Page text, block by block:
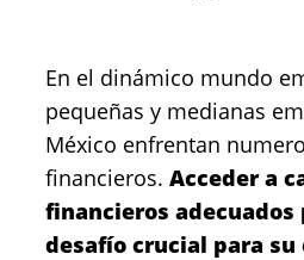
En el dinámico mundo
pequeñas y medianas
México enfrentan
financieros. Acceder a
financieros adecuados
desafío crucial para